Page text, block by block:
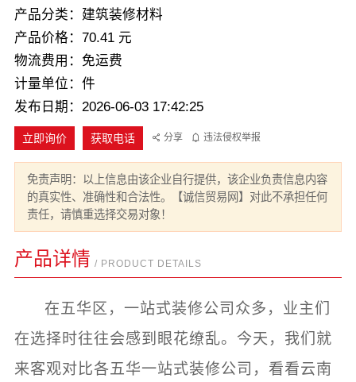
产品分类：建筑装修材料
产品价格：70.41 元
物流费用：免运费
计量单位：件
发布日期：2026-06-03 17:42:25
立即询价 获取电话 分享 违法侵权举报
免责声明：以上信息由该企业自行提供，该企业负责信息内容
的真实性、准确性和合法性。【诚信贸易网】对此不承担任何
责任，请慎重选择交易对象！
产品详情 / PRODUCT DETAILS
在五华区，一站式装修公司众多，业主们
在选择时往往会感到眼花缭乱。今天，我们就
来客观对比各五华一站式装修公司，看看云南